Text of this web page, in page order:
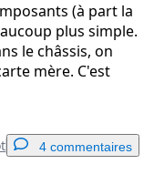
(à part la
plus simple.
le châssis, on
mère. C'est
4 commentaires